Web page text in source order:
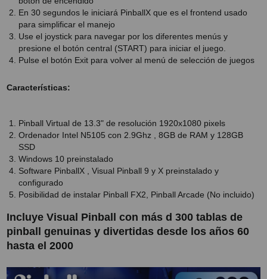
PRODUCTOS
RECOMENDADOS
SOPORTE PARA PROYECTOR
951 10 21 22
pedidos@proyectorbarato.com
Asistencia Técnica:
En 30 segundos le iniciará PinballX que es el frontend usado
para simplificar el manejo
Use el joystick para navegar por los diferentes menús y
presione el botón central (START) para iniciar el juego.
Pulse el botón Exit para volver al menú de selección de juegos
Características:
Pinball Virtual de 13.3" de resolución 1920x1080 pixels
Ordenador Intel N5105 con 2.9Ghz , 8GB de RAM y 128GB
SSD
Windows 10 preinstalado
Software PinballX , Visual Pinball 9 y X preinstalado y
configurado
Posibilidad de instalar Pinball FX2, Pinball Arcade (No incluido)
Incluye Visual Pinball con más d 300 tablas de
pinball genuinas y divertidas desde los años 60
hasta el 2000